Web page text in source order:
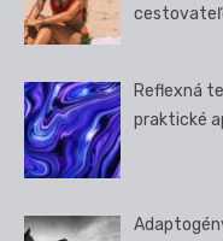
Reflexná
praktické